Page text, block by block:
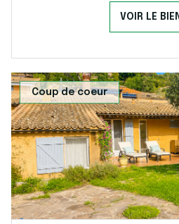
VOIR LE
Coup de coeur